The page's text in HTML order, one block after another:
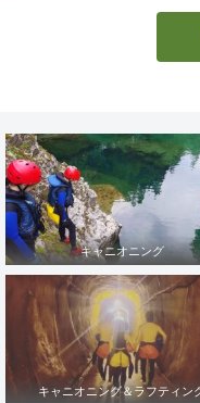
キャニオニング
キャニオニング＆ラフティン